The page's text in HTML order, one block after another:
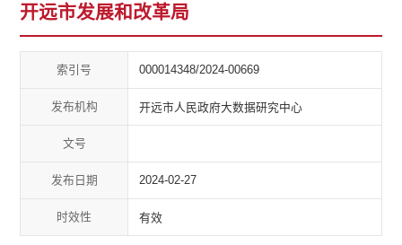
开远市发展和改革局
索引号 000014348/2024-00669
发布机构 开远市人民政府大数据研究中心
文号
发布日期 2024-02-27
时效性 有效